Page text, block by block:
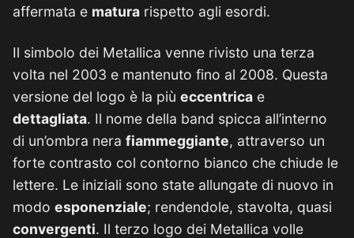
affermata e matura rispetto agli esordi.
Il simbolo dei Metallica venne rivisto una terza
volta nel 2003 e mantenuto fino al 2008. Questa
versione del logo è la più eccentrica e
dettagliata. Il nome della band spicca all’interno
di un’ombra nera fiammeggiante, attraverso un
forte contrasto col contorno bianco che chiude le
lettere. Le iniziali sono state allungate di nuovo in
modo esponenziale; rendendole, stavolta, quasi
convergenti. Il terzo logo dei Metallica volle